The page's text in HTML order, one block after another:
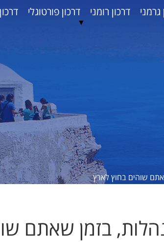
גרמני דרכון רומני דרכון פורטוגלי
▼
שוהים בחוץ לארץ
בזמן שאתם